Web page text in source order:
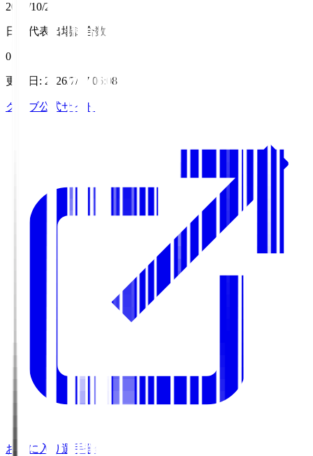
2020/10/25
日本代表出場試合数
0
更新日 : 2026/7/17 06:08
クラブ公式サイト
お気に入り選手登録